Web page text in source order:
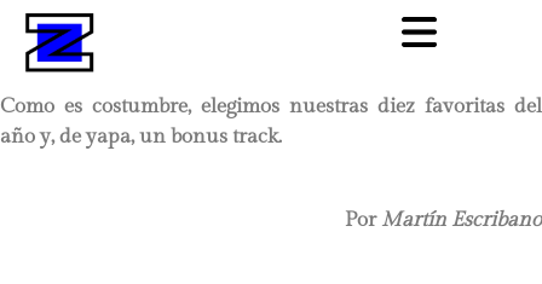
Como es costumbre, elegimos nuestras diez favoritas del
año y, de yapa, un bonus track.
Por Martín Escribano